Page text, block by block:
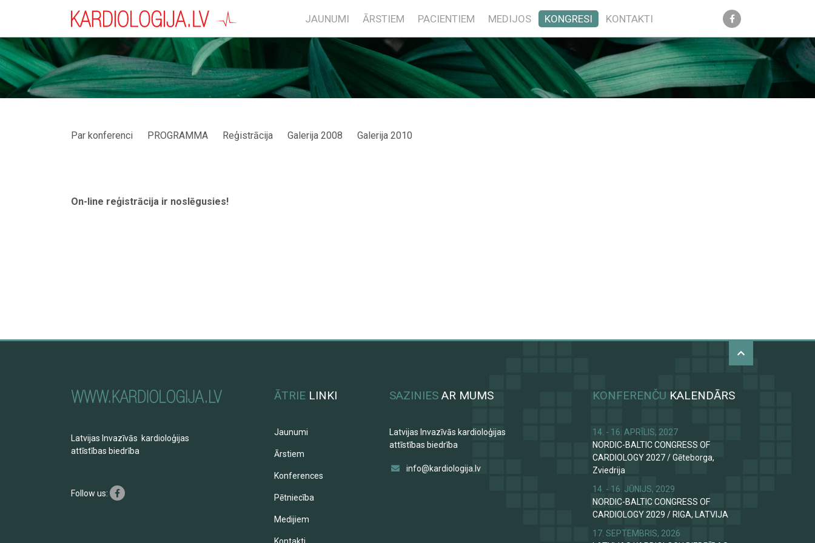
JAUNUMI ĀRSTIEM PACIENTIEM MEDIJOS KONGRESI KONTAKTI
Par konferenci PROGRAMMA Reģistrācija Galerija 2008 Galerija 2010
On-line reģistrācija ir noslēgusies!
KONFERENČU KALENDĀRS
14. - 16. APRĪLIS, 2027
NORDIC-BALTIC CONGRESS OF
CARDIOLOGY 2027/Gēteborga,
Zviedrija
14. - 16. JŪNIJS, 2029
NORDIC-BALTIC CONGRESS OF
CARDIOLOGY 2029 / RIGA, LATVIJA
17. SEPTEMBRIS, 2026
ĀTRIE LINKI
Jaunumi
Ārstiem
Konferences
Pētniecība
Medijiem
SAZINIES AR MUMS
Latvijas Invazīvās kardioloģijas
attīstības biedrība
info@kardiologija.lv
Latvijas Invazīvās kardioloģijas
attīstības biedrība
Follow us: